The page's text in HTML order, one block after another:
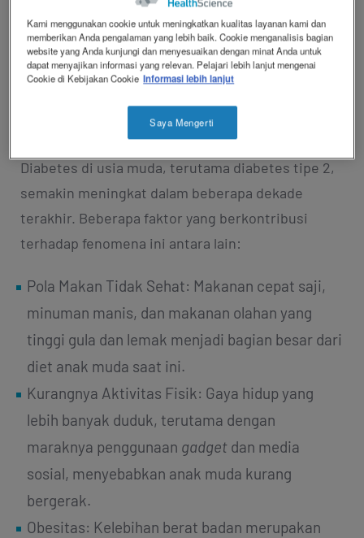
seputar cara mencegah diabetes di usia muda
berikut ini!
MUDA YANG TERKENA DIABETES?
Diabetes di usia muda, terutama diabetes tipe 2,
semakin meningkat dalam beberapa dekade
terakhir. Beberapa faktor yang berkontribusi
terhadap fenomena ini antara lain:
Pola Makan Tidak Sehat: Makanan cepat saji,
minuman manis, dan makanan olahan yang
tinggi gula dan lemak menjadi bagian besar dari
diet anak muda saat ini.
Kurangnya Aktivitas Fisik: Gaya hidup yang
lebih banyak duduk, terutama dengan
maraknya penggunaan gadget dan media
sosial, menyebabkan anak muda kurang
bergerak.
Obesitas: Kelebihan berat badan merupakan
Kami menggunakan cookie untuk meningkatkan kualitas layanan kami dan
memberikan Anda pengalaman yang lebih baik. Cookie menganalisis bagian
website yang Anda kunjungi dan menyesuaikan dengan minat Anda untuk
dapat menyajikan informasi yang relevan. Pelajari lebih lanjut mengenai
Cookie di Kebijakan Cookie Informasi lebih lanjut
Saya Mengerti